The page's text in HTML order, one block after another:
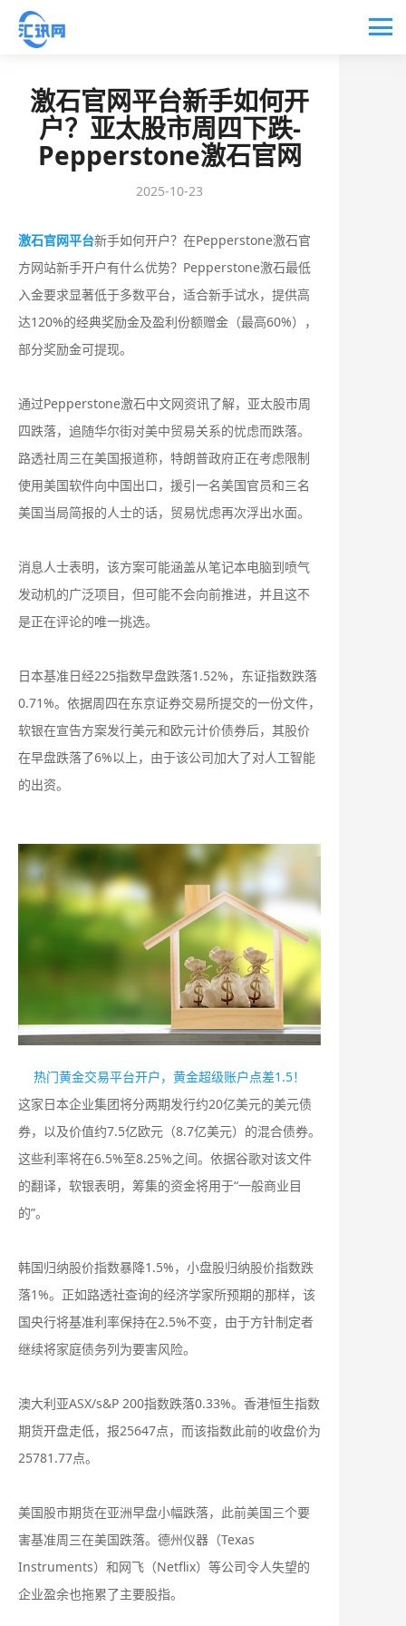
激石官网平台新手如何开
户？亚太股市周四下跌-
Pepperstone激石官网
2025-10-23
激石官网平台新手如何开户？在Pepperstone激石官
方网站新手开户有什么优势？‌Pepperstone激石最低
入金要求显著低于多数平台，适合新手试水‌，提供高
达120%的经典奖励金及盈利份额赠金（最高60%），
部分奖励金可提现‌。
通过Pepperstone激石中文网资讯了解，亚太股市周
四跌落，追随华尔街对美中贸易关系的忧虑而跌落。
路透社周三在美国报道称，特朗普政府正在考虑限制
使用美国软件向中国出口，援引一名美国官员和三名
美国当局简报的人士的话，贸易忧虑再次浮出水面。
消息人士表明，该方案可能涵盖从笔记本电脑到喷气
发动机的广泛项目，但可能不会向前推进，并且这不
是正在评论的唯一挑选。
日本基准日经225指数早盘跌落1.52%，东证指数跌落
0.71%。依据周四在东京证券交易所提交的一份文件，
软银在宣告方案发行美元和欧元计价债券后，其股价
在早盘跌落了6%以上，由于该公司加大了对人工智能
的出资。
热门黄金交易平台开户，黄金超级账户点差1.5！
这家日本企业集团将分两期发行约20亿美元的美元债
券，以及价值约7.5亿欧元（8.7亿美元）的混合债券。
这些利率将在6.5%至8.25%之间。依据谷歌对该文件
的翻译，软银表明，筹集的资金将用于“一般商业目
的”。
韩国归纳股价指数暴降1.5%，小盘股归纳股价指数跌
落1%。正如路透社查询的经济学家所预期的那样，该
国央行将基准利率保持在2.5%不变，由于方针制定者
继续将家庭债务列为要害风险。
澳大利亚ASX/s&P 200指数跌落0.33%。香港恒生指数
期货开盘走低，报25647点，而该指数此前的收盘价为
25781.77点。
美国股市期货在亚洲早盘小幅跌落，此前美国三个要
害基准周三在美国跌落。德州仪器（Texas
Instruments）和网飞（Netflix）等公司令人失望的
企业盈余也拖累了主要股指。